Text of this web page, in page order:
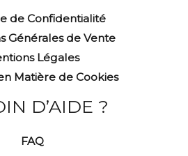
de Confidentialité
Générales de Vente
Légales
Matière de Cookies
D’AIDE ?
FAQ